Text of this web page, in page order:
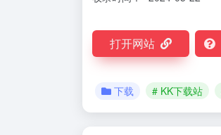
打开网站
下载 # KK下载站